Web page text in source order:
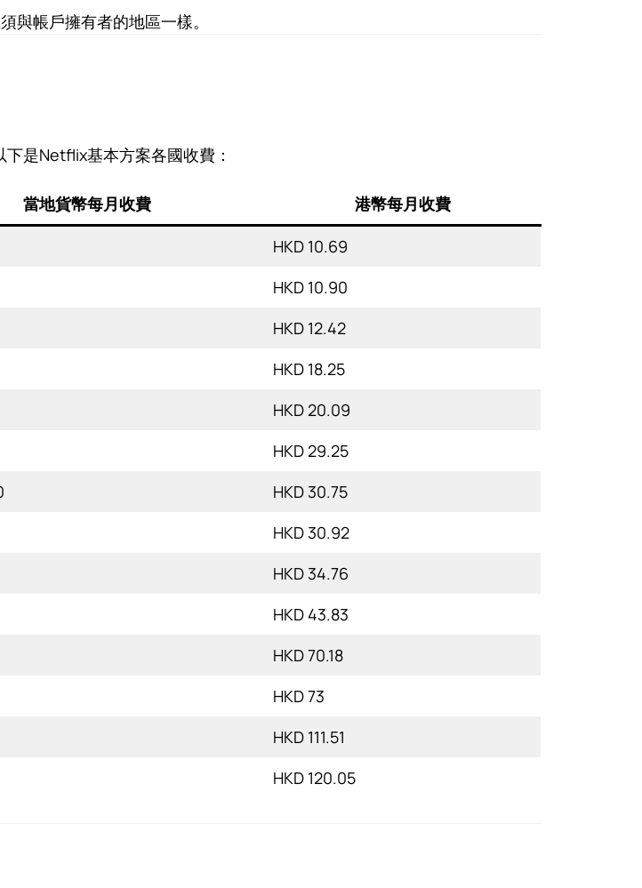
與帳戶擁有者的地區一樣。
是Netflix基本方案各國收費：
當地貨幣每月收費
港幣每月收費
HKD 10.69
HKD 10.90
HKD 12.42
HKD 18.25
HKD 20.09
HKD 29.25
HKD 30.75
HKD 30.92
HKD 34.76
HKD 43.83
HKD 70.18
HKD 73
HKD 111.51
HKD 120.05